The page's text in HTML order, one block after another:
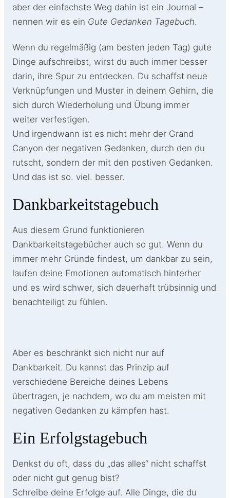
aber der einfachste Weg dahin ist ein Journal –
nennen wir es ein Gute Gedanken Tagebuch.
Wenn du regelmäßig (am besten jeden Tag) gute
Dinge aufschreibst, wirst du auch immer besser
darin, ihre Spur zu entdecken. Du schaffst neue
Verknüpfungen und Muster in deinem Gehirn, die
sich durch Wiederholung und Übung immer
weiter verfestigen.
Und irgendwann ist es nicht mehr der Grand
Canyon der negativen Gedanken, durch den du
rutscht, sondern der mit den postiven Gedanken.
Und das ist so. viel. besser.
Dankbarkeitstagebuch
Aus diesem Grund funktionieren
Dankbarkeitstagebücher auch so gut. Wenn du
immer mehr Gründe findest, um dankbar zu sein,
laufen deine Emotionen automatisch hinterher
und es wird schwer, sich dauerhaft trübsinnig und
benachteiligt zu fühlen.
Aber es beschränkt sich nicht nur auf
Dankbarkeit. Du kannst das Prinzip auf
verschiedene Bereiche deines Lebens
übertragen, je nachdem, wo du am meisten mit
negativen Gedanken zu kämpfen hast.
Ein Erfolgstagebuch
Denkst du oft, dass du „das alles“ nicht schaffst
oder nicht gut genug bist?
Schreibe deine Erfolge auf. Alle Dinge, die du